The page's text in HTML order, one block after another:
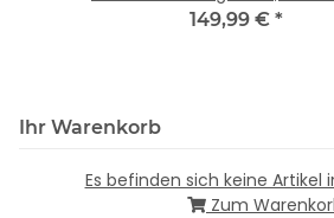
149,99 € *
Ihr Warenkorb
Es befinden sich keine Artikel
Zum